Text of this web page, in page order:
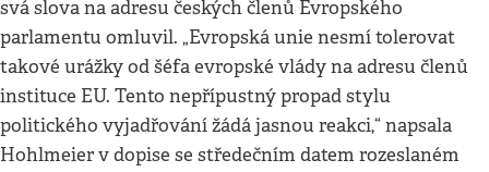
svá slova na adresu českých členů Evropského
parlamentu omluvil. „Evropská unie nesmí tolerovat
takové urážky od šéfa evropské vlády na adresu členů
instituce EU. Tento nepřípustný propad stylu
politického vyjadřování žádá jasnou reakci,“ napsala
Hohlmeier v dopise se středečním datem rozeslaném